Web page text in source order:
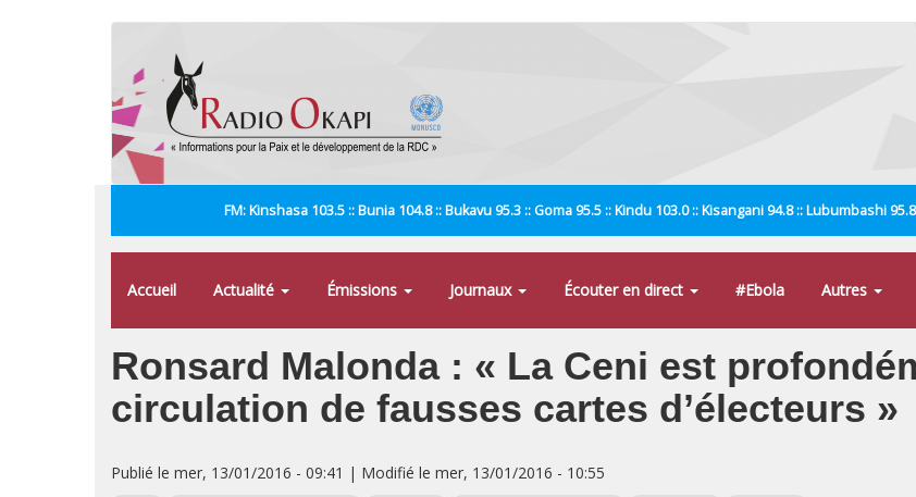
FM: Kinshasa 103.5 :: Bunia 104.8 :: Bukavu 95.3 :: Goma 95.5 :: Kindu 103.0 :: Kisangani 94.8 :: Lubumbashi
Accueil Actualité Émissions Journaux Écouter en direct #Ebola Autres
Ronsard Malonda : « La Ceni est
circulation de fausses cartes d’électeurs »
Publié le mer, 13/01/2016 - 09:41 | Modifié le mer, 13/01/2016 - 10:55